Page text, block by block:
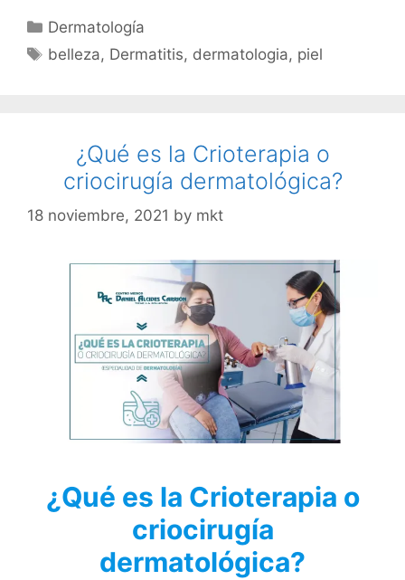
Dermatología
belleza, Dermatitis, dermatologia, piel
¿Qué es la Crioterapia o
criocirugía dermatológica?
18 noviembre, 2021 by mkt
¿Qué es la Crioterapia o
criocirugía
dermatológica?